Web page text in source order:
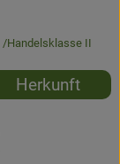
Handelsklasse II
Herkunft